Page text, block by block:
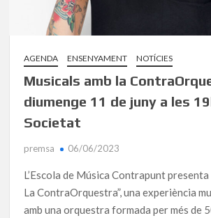
AGENDA ENSENYAMENT NOTÍCIES
Musicals amb la
diumenge 11 de juny a les
Societat
premsa 06/06/2023
L’Escola de Música Contrapunt presenta
La ContraOrquestra”, una experiència
amb una orquestra formada per més de